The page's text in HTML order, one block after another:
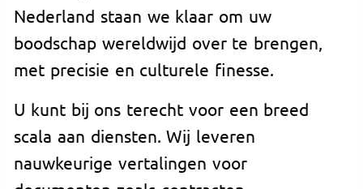
Nederland staan we klaar om uw
boodschap wereldwijd over te brengen,
met precisie en culturele finesse.
U kunt bij ons terecht voor een breed
scala aan diensten. Wij leveren
nauwkeurige vertalingen voor